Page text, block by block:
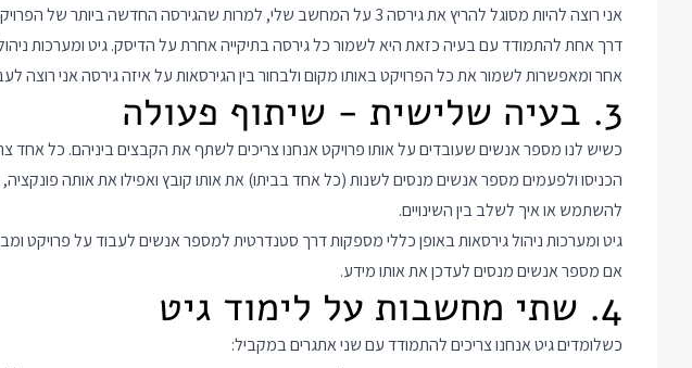
אני רוצה להיות מסוגל להריץ את גירסה 3 על המחשב שלי, למרות שהגירסה החדשה ביותר של הפרויקט שלי היא 5.
דרך אחת להתמודד עם בעיה כזאת היא לשמור כל גירסה בתיקייה אחרת על הדיסק. גיט ומערכות ניהול
אחר ומאפשרות לשמור את כל הפרויקט באותו מקום ולבחור בין הגירסאות על איזה גירסה אני רוצה
3. בעיה שלישית - שיתוף פעולה
כשיש לנו מספר אנשים שעובדים על אותו פרויקט אנחנו צריכים לשתף את הקבצים ביניהם. כל אחד
הכניסו ולפעמים מספר אנשים מנסים לשנות (כל אחד בביתו) את אותו קובץ ואפילו את אותה פונקציה,
להשתמש או איך לשלב בין השינויים.
גיט ומערכות ניהול גירסאות באופן כללי מספקות דרך סטנדרטית למספר אנשים לעבוד על פרויקט
אם מספר אנשים מנסים לעדכן את אותו מידע.
4. שתי מחשבות על לימוד גיט
כשלומדים גיט אנחנו צריכים להתמודד עם שני אתגרים במקביל: